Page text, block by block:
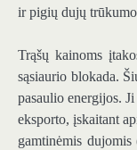
ir pigių dujų
Trąšų kainoms
sąsiaurio blokada.
pasaulio energijos.
eksporto, įskaitant
gamtinėmis